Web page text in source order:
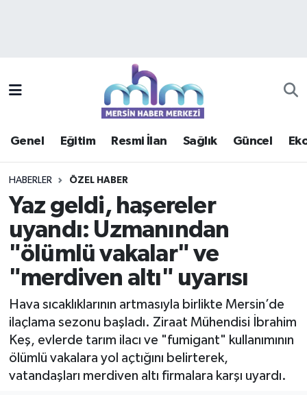
Genel Eğitim Resmi İlan Sağlık Güncel
HABERLER ÖZEL HABER
Yaz geldi, haşereler
uyandı: Uzmanından
"ölümlü vakalar" ve
"merdiven altı" uyarısı
Hava sıcaklıklarının artmasıyla birlikte Mersin’de
ilaçlama sezonu başladı. Ziraat Mühendisi İbrahim
Keş, evlerde tarım ilacı ve "fumigant" kullanımının
ölümlü vakalara yol açtığını belirterek,
vatandaşları merdiven altı firmalara karşı uyardı.
Güncel
Haberde insan
Kültür - Sanat
Mersin Trafik Yoğunluk Haritası
Süper Lig Puan Durumu ve Fikstür
Haber Arşivi